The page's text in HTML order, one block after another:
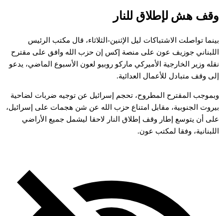
وقف هش لإطلاق للنار
بينما تواصلت الاشتباكات ليل الإثنين-الثلاثاء، قال مكتب الرئيس
اللبناني جوزيف عون على منصة إكس إن حزب الله وافق على مقترح
نقله وزير الخارجية الأميركي ماركو روبيو لعون الأسبوع الماضي، يدعو
إلى وقف متبادل للأعمال العدائية.
وبموجب المقترح المطروح، تحجم إسرائيل عن توجيه ضربات لضاحية
بيروت الجنوبية، مقابل امتناع حزب الله عن شن هجمات على إسرائيل،
على أن يتوسع إطار وقف إطلاق النار لاحقا ليشمل جميع الأراضي
اللبنانية، وفقا لمكتب عون.